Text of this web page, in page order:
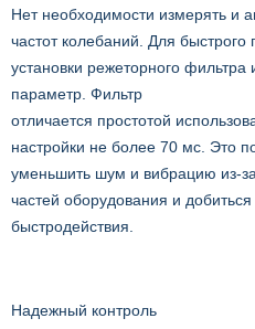
Нет необходимости измерять и
частот колебаний. Для быстрого
установки режеторного фильтра
параметр. Фильтр
отличается простотой
настройки не более 70 мс. Это
уменьшить шум и вибрацию из-
частей оборудования и
быстродействия.
Надежный контроль